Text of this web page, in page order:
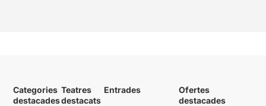
Categories
destacades
Teatres
destacats
Entrades
Ofertes
destacades